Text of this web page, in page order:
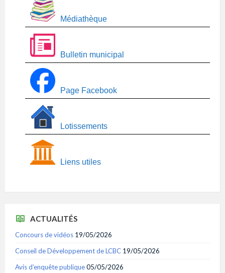
Médiathèque
Bulletin municipal
Page Facebook
Lotissements
Liens utiles
ACTUALITÉS
Concours de vidéos 19/05/2026
Conseil de Développement de LCBC 19/05/2026
Avis d’enquête publique05/05/2026